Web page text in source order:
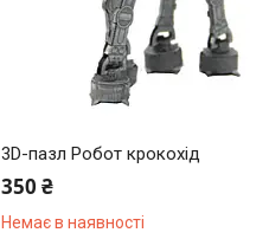
3D-пазл Робот крокохід
350 ₴
Немає в наявності